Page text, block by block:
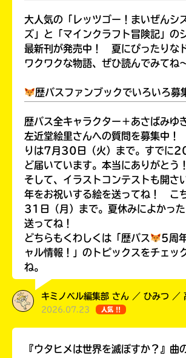
大人気の「レッツゴー！まいぜんシ
ズ」と「マインクラフト冒険記」の
最新刊が発売中！ 夏にぴったりな
ワクワクな物語、ぜひ読んでみてね
歴バスファンブックでいろいろ募
歴バス全キャラクター＋あさばみゆ
左近堂絵里さんへの質問を募集中
りは7月30日（火）まで。すでに
ど届いています。本当にありがとう！
そして、イラストコンテストも開さ
年をお祝いする絵を送ってね！ こ
31日（月）まで。夏休みによかっ
送ってね！
どちらもくわしくは「歴バス
5周
ャル情報！」のトピックスをチェッ
ね。
キミノベル編集部 さん ／ ひみつ ／
2026.07.23 人気 !!
『ウタヒメは世界を滅ぼすか？』曲